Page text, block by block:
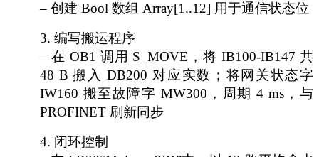
– 创建 Bool 数组 Array[1..12] 用于通信状态位
3. 编写搬运程序
– 在 OB1 调用 S_MOVE，将 IB100-IB147 共
48 B 搬入 DB200 对应实数；将网关状态字
IW160 搬至故障字 MW300，周期 4 ms，与
PROFINET 刷新同步
4. 闭环控制